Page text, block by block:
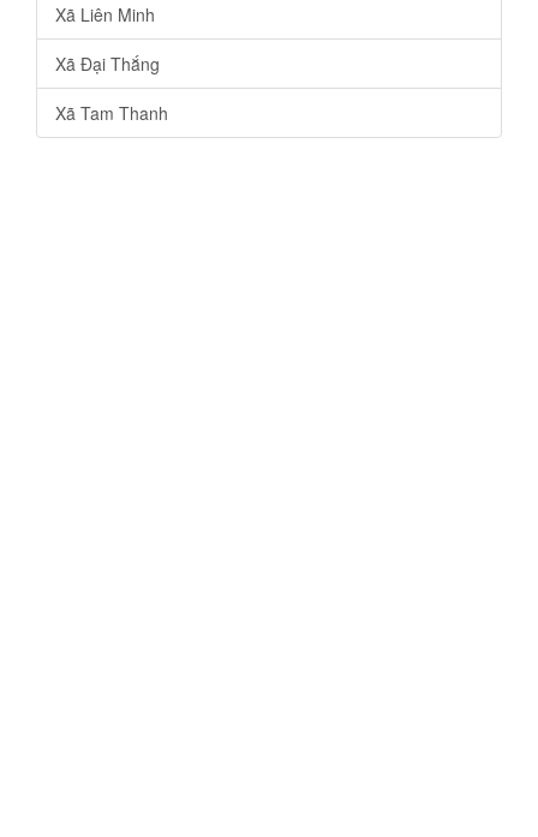
Xã Liên Minh
Xã Đại Thắng
Xã Tam Thanh